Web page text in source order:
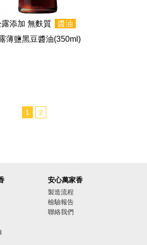
露添加 無麩質
醬油
薄鹽黑豆醬油(350ml)
1 2
安心萬家香
製造流程
檢驗報告
聯絡我們